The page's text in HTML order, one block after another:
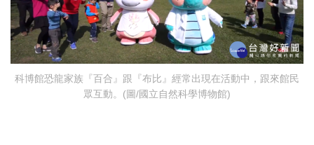
科博館恐龍家族『百合』跟『布比』經常出現在活動中，跟來館民
眾互動。(圖/國立自然科學博物館)